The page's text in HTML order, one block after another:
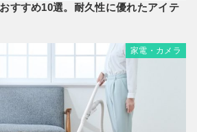
すすめ10選。耐久性に優れたアイテ
家電・カメラ